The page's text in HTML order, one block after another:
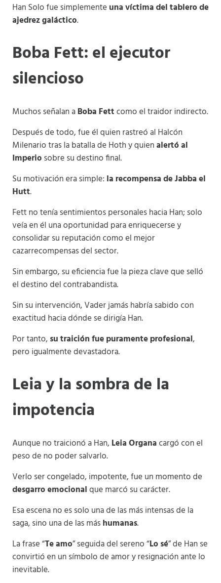
Han Solo fue simplemente una víctima del tablero de
ajedrez galáctico.
Boba Fett: el ejecutor
silencioso
Muchos señalan aBoba Fettcomo el traidor indirecto.
Después de todo, fue él quien rastreó al Halcón
Milenario tras la batalla de Hoth y quienalertó al
Imperio sobre su destino final.
Su motivación era simple: la recompensa de Jabba el
Hutt.
Fett no tenía sentimientos personales hacia Han; solo
veía en él una oportunidad para enriquecerse y
consolidar su reputación como el mejor
cazarrecompensas del sector.
Sin embargo, su eficiencia fue la pieza clave que selló
el destino del contrabandista.
Sin su intervención, Vader jamás habría sabido con
exactitud hacia dónde se dirigía Han.
Por tanto, su traición fue puramente profesional,
pero igualmente devastadora.
Leia y la sombra de la
impotencia
Aunque no traicionó a Han, Leia Organacargó con el
peso de no poder salvarlo.
Verlo ser congelado, impotente, fue un momento de
desgarro emocionalque marcó su carácter.
Esa escena no es solo una de las más intensas de la
saga, sino una de las máshumanas.
La frase “Te amo” seguida del sereno “Lo sé” de Han se
convirtió en un símbolo de amor y resignación ante lo
inevitable.